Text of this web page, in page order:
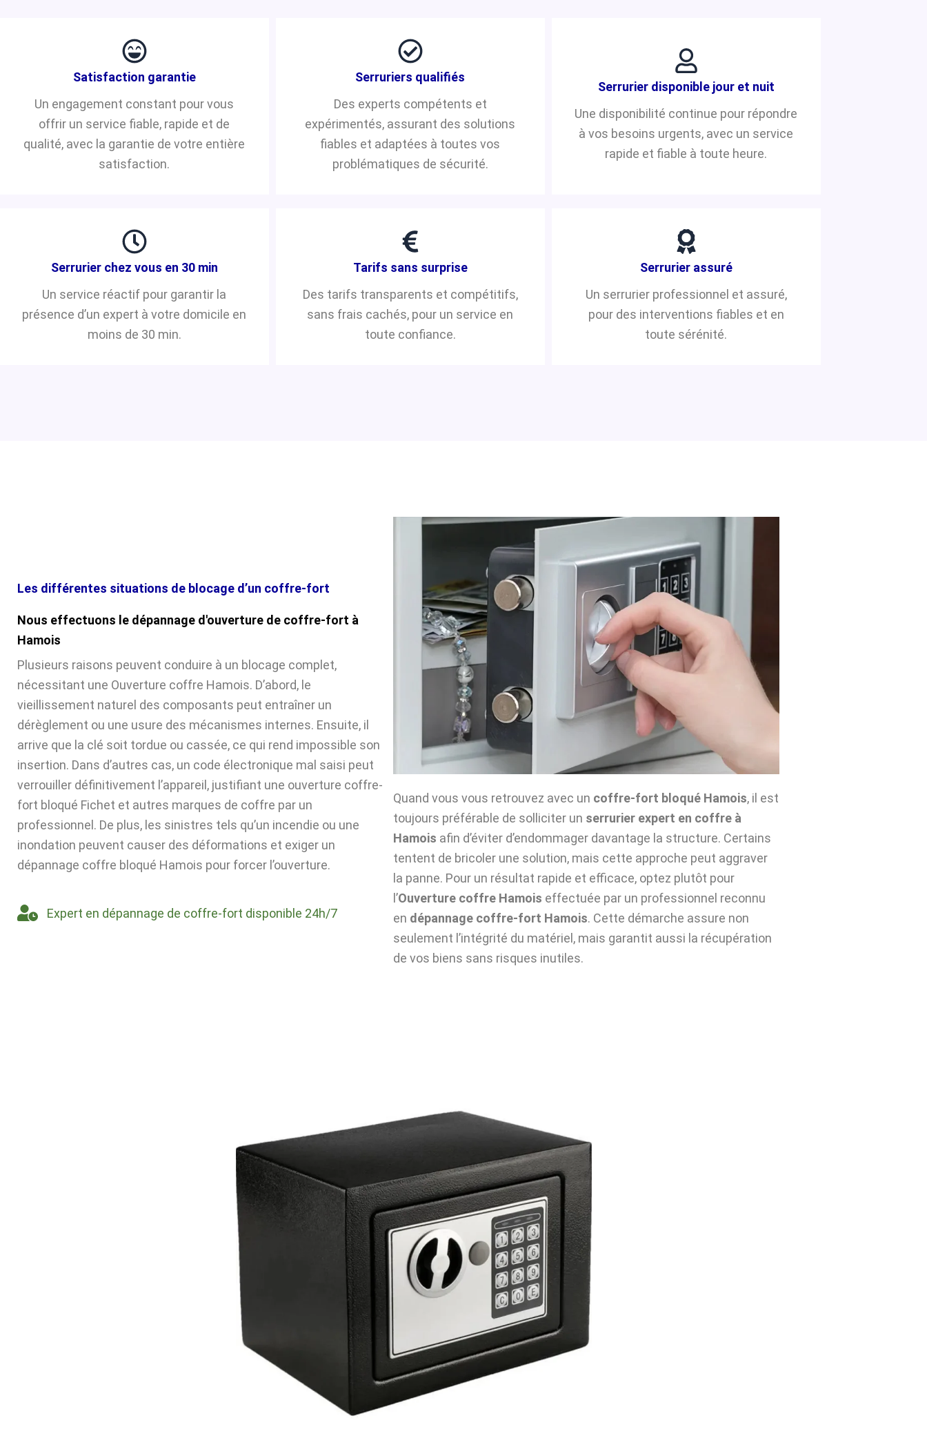
Satisfaction garantie
Un engagement constant pour vous
offrir un service fiable, rapide et de
qualité, avec la garantie de votre entière
satisfaction.
Serruriers qualifiés
Des experts compétents et
expérimentés, assurant des solutions
fiables et adaptées à toutes vos
problématiques de sécurité.
Serrurier disponible jour et nuit
Une disponibilité continue pour répondre
à vos besoins urgents, avec un service
rapide et fiable à toute heure.
Serrurier chez vous en 30 min
Un service réactif pour garantir la
présence d’un expert à votre domicile en
moins de 30 min.
Tarifs sans surprise
Des tarifs transparents et compétitifs,
sans frais cachés, pour un service en
toute confiance.
Serrurier assuré
Un serrurier professionnel et assuré,
pour des interventions fiables et en
toute sérénité.
Les différentes situations de blocage d’un coffre-fort
Nous effectuons le dépannage d'ouverture de coffre-fort à
Hamois
Plusieurs raisons peuvent conduire à un blocage complet,
nécessitant une Ouverture coffre Hamois. D’abord, le
vieillissement naturel des composants peut entraîner un
dérèglement ou une usure des mécanismes internes. Ensuite, il
arrive que la clé soit tordue ou cassée, ce qui rend impossible son
insertion. Dans d’autres cas, un code électronique mal saisi peut
verrouiller définitivement l’appareil, justifiant une ouverture coffre-
fort bloqué Fichet et autres marques de coffre par un
professionnel. De plus, les sinistres tels qu’un incendie ou une
inondation peuvent causer des déformations et exiger un
dépannage coffre bloqué Hamois pour forcer l’ouverture.
Expert en dépannage de coffre-fort disponible 24h/7
Quand vous vous retrouvez avec un coffre-fort bloqué Hamois, il est
toujours préférable de solliciter un serrurier expert en coffre à
Hamois afin d’éviter d’endommager davantage la structure. Certains
tentent de bricoler une solution, mais cette approche peut aggraver
la panne. Pour un résultat rapide et efficace, optez plutôt pour
l’Ouverture coffre Hamois effectuée par un professionnel reconnu
en dépannage coffre-fort Hamois. Cette démarche assure non
seulement l’intégrité du matériel, mais garantit aussi la récupération
de vos biens sans risques inutiles.